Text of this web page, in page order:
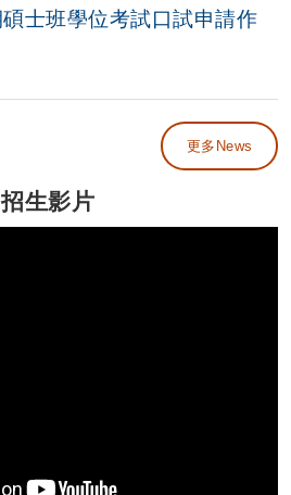
士班學位考試口試申請作
更多News
招生影片